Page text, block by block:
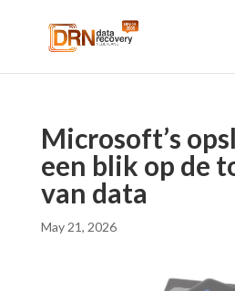
Microsoft’s
een blik op de
van data
May 21, 2026